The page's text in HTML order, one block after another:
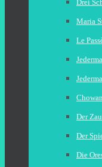
Drei
Maria
Le
Der
Der
Die